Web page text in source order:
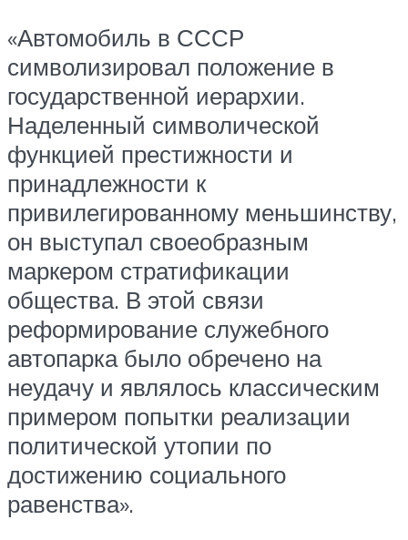
«Автомобиль в СССР
символизировал положение в
государственной иерархии.
Наделенный символической
функцией престижности и
принадлежности к
привилегированному меньшинству,
он выступал своеобразным
маркером стратификации
общества. В этой связи
реформирование служебного
автопарка было обречено на
неудачу и являлось классическим
примером попытки реализации
политической утопии по
достижению социального
равенства».